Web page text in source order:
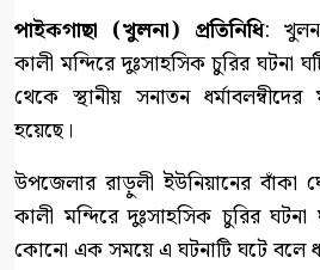
পাইকগাছা (খুলনা) প্রতিনিধি:
কালী মন্দিরে দুঃসাহসিক চুরির ঘটনা
থেকে স্থানীয় সনাতন
হয়েছে।
উপজেলার রাড়ুলী ইউনিয়ানের বাঁকা
কালী মন্দিরে দুঃসাহসিক চুরির
কোনো এক সময়ে এ ঘটনাটি ঘটে বলে